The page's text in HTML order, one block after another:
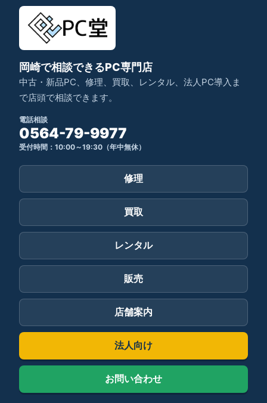
岡崎で相談できるPC専門店
中古・新品PC、修理、買取、レンタル、法人PC導入ま
で店頭で相談できます。
電話相談
0564-79-9977
受付時間：10:00～19:30（年中無休）
修理
買取
レンタル
販売
店舗案内
法人向け
お問い合わせ